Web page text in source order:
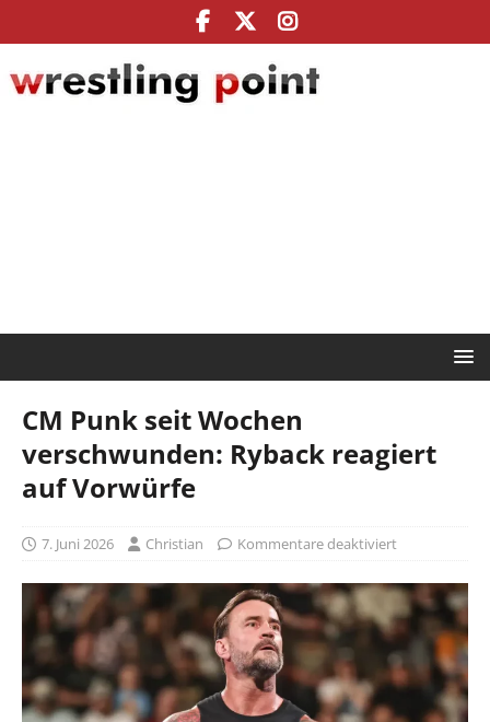
CM Punk seit Wochen
verschwunden: Ryback reagiert
auf Vorwürfe
7. Juni 2026 Christian Kommentare deaktiviert